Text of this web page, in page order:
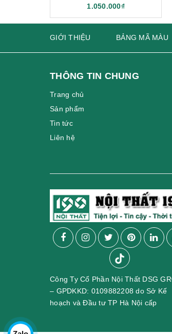
1.050.000₫
GIỚI THIỆU BẢNG MÃ MÀU
THÔNG TIN CHUNG
Trang chủ
Sản phẩm
Tin tức
Liên hệ
Công Ty Cổ Phần Nội Thất DSG
– GPDKKD: 0109882208 do Sở Kế
hoạch và Đầu tư TP Hà Nội cấp